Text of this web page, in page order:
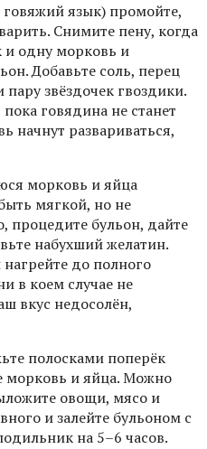
язык) промойте,
Снимите пену, когда
и одну морковь и
Добавьте соль, перец
звёздочек гвоздики.
говядина не станет
начнут развариваться,
морковь и яйца
мягкой, но не
процедите бульон, дайте
набухший желатин.
до полного
в коем случае не
вкус недосолён,
полосками поперёк
морковь и яйца. Можно
овощи, мясо и
и залейте бульоном с
на 5–6 часов.